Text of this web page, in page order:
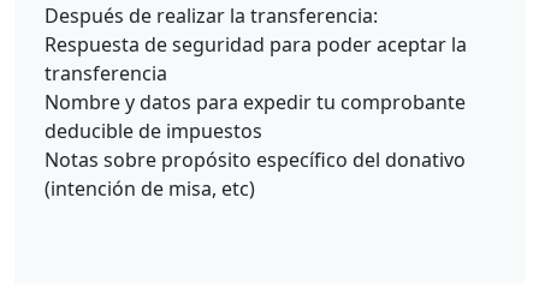
Después de realizar la transferencia:
Respuesta de seguridad para poder aceptar la
transferencia
Nombre y datos para expedir tu comprobante
deducible de impuestos
Notas sobre propósito específico del donativo
(intención de misa, etc)